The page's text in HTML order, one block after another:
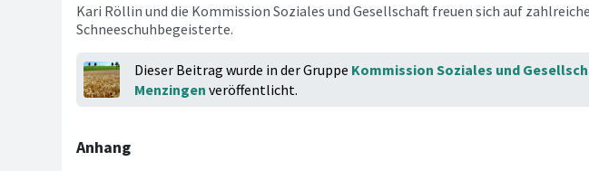
Kari Röllin und die Kommission Soziales und Gesellschaft freuen sich auf zahlreiche
Schneeschuhbegeisterte.
Dieser Beitrag wurde in der Gruppe Kommission Soziales und
Menzingen veröffentlicht.